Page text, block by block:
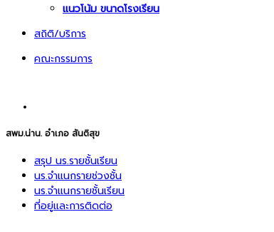
แนวโน้ม ขนาดโรงเรียน
สถิติ/บริการ
คณะกรรมการ
สพม.น่าน. อำเภอ สันติสุข
สรุป นร.รายชั้นเรียน
นร.จำแนกรายช่วงชั้น
นร.จำแนกรายชั้นเรียน
ที่อยู่และการติดต่อ